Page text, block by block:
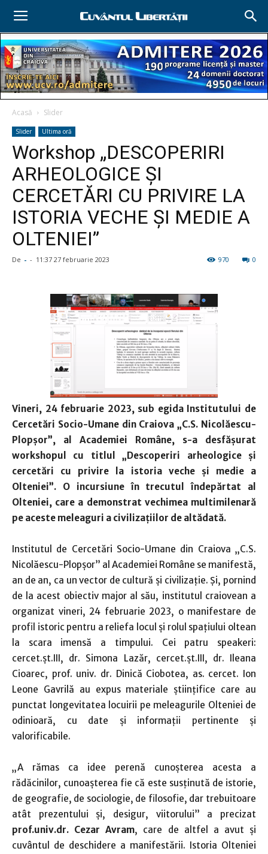
Acasă Slider
Slider Ultima oră
Workshop „DESCOPERIRI
ARHEOLOGICE ȘI
CERCETĂRI CU PRIVIRE LA
ISTORIA VECHE ȘI MEDIE A
OLTENIEI”
De - - 11:37 27 februarie 2023 0
970
Vineri, 24 februarie 2023, sub egida Institutului de
Cercetări Socio-Umane din Craiova „C.S. Nicolăescu-
Plopșor”, al Academiei Române, s-a desfășurat
workshopul cu titlul„Descoperiri arheologice și
cercetări cu privire la istoria veche și medie a
Olteniei”. O
incursiune în trecutul îndepărtat al
Olteniei, care a demonstrat vechimea multimilenară
pe aceste meleaguri a civilizațiilor de altădată.
Institutul de Cercetări Socio-Umane din Craiova „C.S.
Nicolăescu-Plopșor” al Academiei Române se manifestă,
an de an, ca un vector de cultură și civilizație. Și, pornind
de la acest obiectiv major al său, institutul craiovean a
organizat vineri, 24 februarie 2023, o manifestare de
profil istoric pentru a reliefa locul și rolul spațiului oltean
la scara imensă a timpului. Cei patru speakeri:
cercet.șt.III, dr. Simona Lazăr, cercet.șt.III, dr. Ileana
Cioarec, prof. univ. dr. Dinică Ciobotea, as. cercet. Ion
Leone Gavrilă au expus materiale științifice care au
punctat longevitatea locuirii pe meleagurile Olteniei de
odinioară, cu date și informații pertinente și
valorificabile.
„A rămas ca idee perenă cunoșterea acesta a
rădăcinilor, cunoașterea fie că este susținută de istorie,
de geografie, de sociologie, de filosofie, dar trebuitoare
atât prezentului și, desigur, viitorului” a precizat
prof.univ.dr. Cezar Avram, care de altfel a avut și
cuvântul de deschidere a manifestării. Istoria Olteniei